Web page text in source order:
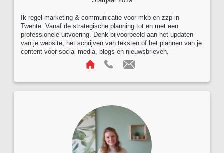
Ik regel marketing & communicatie voor mkb en zzp in
Twente. Vanaf de strategische planning tot en met een
professionele uitvoering. Denk bijvoorbeeld aan het updaten
van je website, het schrijven van teksten of het plannen van je
content voor social media, blogs en nieuwsbrieven.